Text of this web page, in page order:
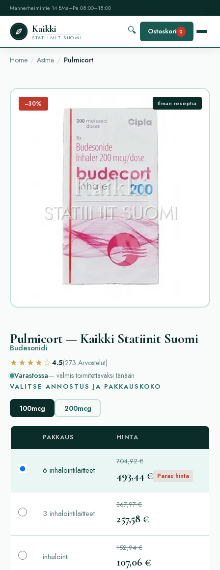
Mannerheimintie 14 BMa–Pe 08:00–18:00
Kaikki
STATIINIT SUOMI
🔍 Ostoskori 0
Home Astma Pulmicort
−30% Ilman reseptiä
Pulmicort — Kaikki Statiinit Suomi
Budesonidi
★★★★☆4.5(273 Arvostelut)
Varastossa— valmis toimitettavaksi tänään
VALITSE ANNOSTUS JA PAKKAUSKOKO
100mcg 200mcg
PAKKAUS HINTA
6 inhalointilaitteet
704,92 €
493,44 € Paras hinta
3 inhalointilaitteet
367,97 €
257,58 €
inhalointi
152,94 €
107,06 €